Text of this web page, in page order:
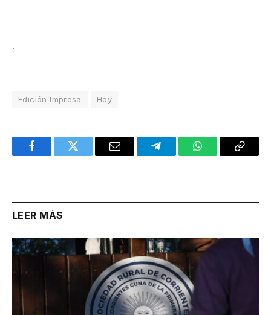
.
Edición Impresa Hoy
FacebookTwitter Email TelegramWhatsAppCopy
LEER MÁS